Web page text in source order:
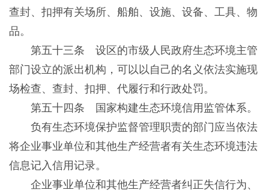
查封、扣押有关场所、船舶、设施、设备、工具、物
品。
第五十三条 设区的市级人民政府生态环境主管
部门设立的派出机构，可以以自己的名义依法实施现
场检查、查封、扣押、代履行和行政处罚。
第五十四条 国家构建生态环境信用监管体系。
负有生态环境保护监督管理职责的部门应当依法
将企业事业单位和其他生产经营者有关生态环境违法
信息记入信用记录。
企业事业单位和其他生产经营者纠正失信行为、